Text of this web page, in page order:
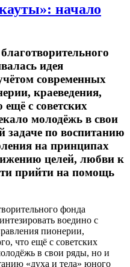
начало
идея
современных
краеведения,
с советских
молодёжь в свои
по воспитанию
на принципах
целей, любви к
прийти на помощь
фонда
воедино с
пионерии,
что ещё с советских
в свои ряды, но и
«духа и тела» юного